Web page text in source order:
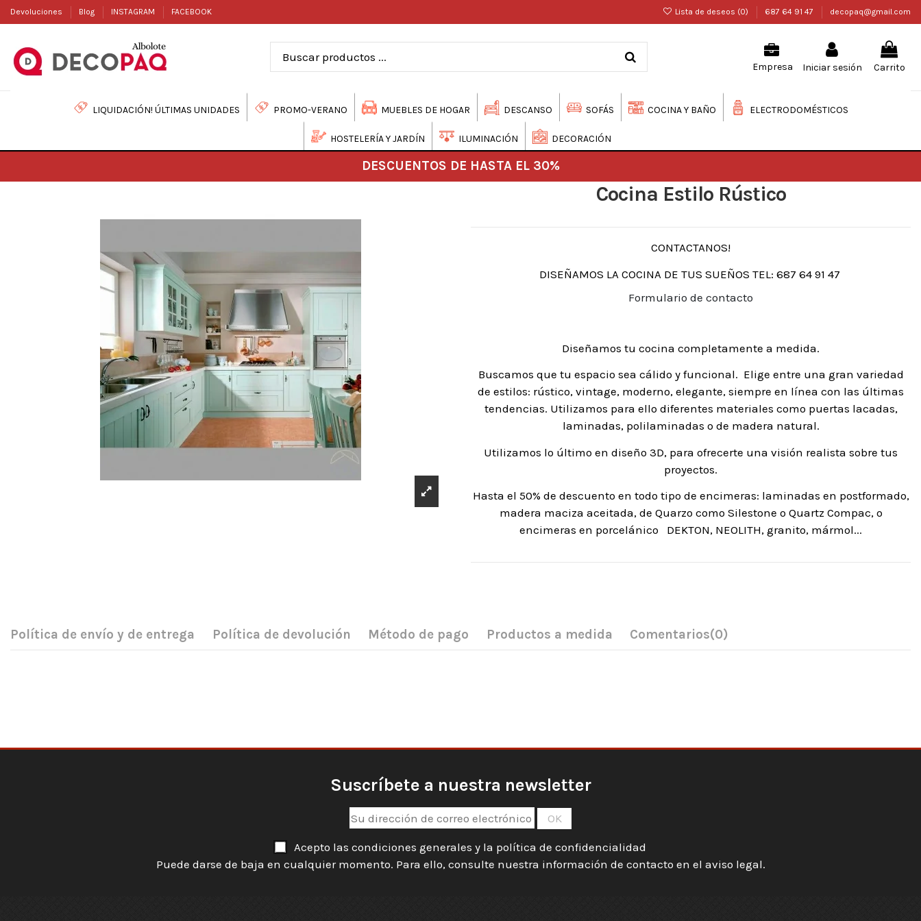
Devoluciones Blog INSTAGRAM FACEBOOK Lista de deseos (0) 687 64 91 47 decopaq@gmail.com
Empresa Iniciar sesión Carrito
LIQUIDACIÓN! ÚLTIMAS UNIDADES PROMO-VERANO MUEBLES DE HOGAR DESCANSO SOFÁS COCINA Y BAÑO ELECTRODOMÉSTICOS
HOSTELERÍA Y JARDÍN ILUMINACIÓN DECORACIÓN
DESCUENTOS DE HASTA EL 30%
Cocina Estilo Rústico
CONTACTANOS!
DISEÑAMOS LA COCINA DE TUS SUEÑOS TEL: 687 64 91 47
Formulario de contacto
Diseñamos tu cocina completamente a medida.
Buscamos que tu espacio sea cálido y funcional. Elige entre una gran variedad
de estilos: rústico, vintage, moderno, elegante, siempre en línea con las últimas
tendencias. Utilizamos para ello diferentes materiales como puertas lacadas,
laminadas, polilaminadas o de madera natural.
Utilizamos lo último en diseño 3D, para ofrecerte una visión realista sobre tus
proyectos.
Hasta el 50% de descuento en todo tipo de encimeras: laminadas en postformado,
madera maciza aceitada, de Quarzo como Silestone o Quartz Compac, o
encimeras en porcelánico
DEKTON, NEOLITH, granito, mármol...
Política de envío y de entrega Política de devolución Método de pago Productos a medida Comentarios(0)
Suscríbete a nuestra newsletter
Acepto las condiciones generales y la política de confidencialidad
Puede darse de baja en cualquier momento. Para ello, consulte nuestra información de contacto en el aviso legal.